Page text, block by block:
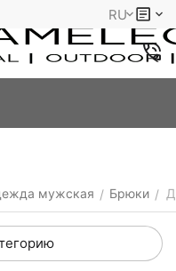
RU
мужская / Брюки /